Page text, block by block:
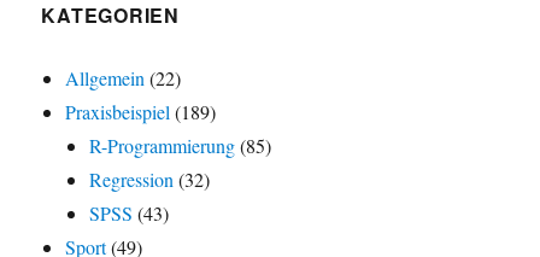
KATEGORIEN
Allgemein(22)
Praxisbeispiel(189)
R-Programmierung(85)
Regression(32)
SPSS (43)
Sport(49)